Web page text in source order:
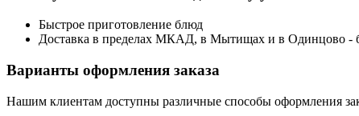
Быстрое приготовление блюд
Доставка в пределах МКАД, в Мытищах и в Одинцово -
Варианты оформления заказа
Нашим клиентам доступны различные способы оформления